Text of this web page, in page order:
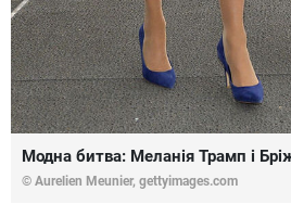
Модна битва: Меланія Трамп і
© Aurelien Meunier, gettyimages.com